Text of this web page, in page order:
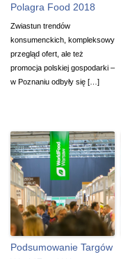
Polagra Food 2018
Zwiastun trendów
konsumenckich, kompleksowy
przegląd ofert, ale też
promocja polskiej gospodarki –
w Poznaniu odbyły się […]
Podsumowanie Targów